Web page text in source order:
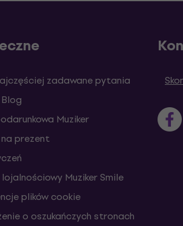
zadawane pytania
Muziker
na prezent
Muziker Smile
plików cookie
o oszukańczych stronach